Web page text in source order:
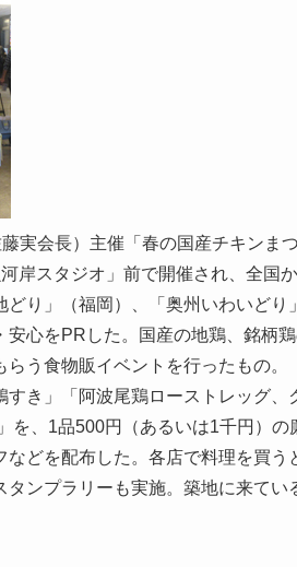
実会長）主催「春の国産チキン
岸スタジオ」前で開催され、全
どり」（福岡）、「奥州いわいど
安心をPRした。国産の地鶏、銘柄
う食物販イベントを行ったもの。
き」「阿波尾鶏ローストレッグ、
を、1品500円（あるいは1千円）
などを配布した。各店で料理を買
ンプラリーも実施。築地に来てい